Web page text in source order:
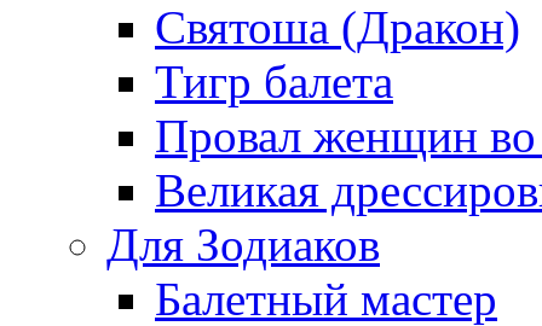
Святоша (Дракон)
Тигр балета
Провал женщин во
Великая
Для Зодиаков
Балетный мастер